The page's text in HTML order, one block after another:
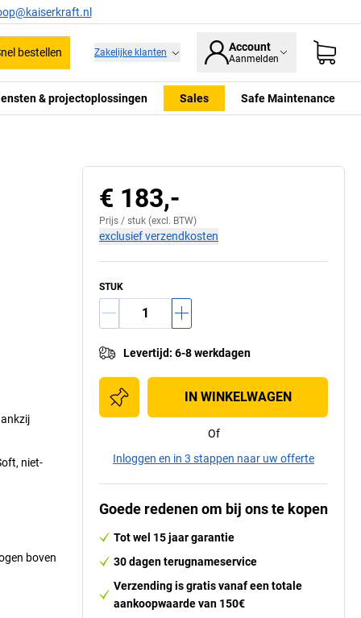
bestellen Zakelijke klanten Account
Aanmelden
& projectoplossingen Sales Safe Maintenance
niet-
boven
€ 183,-
Prijs / stuk (excl. BTW)
exclusief verzendkosten
STUK
Levertijd: 6-8 werkdagen
IN WINKELWAGEN
Of
Inloggen en in 3 stappen naar uw offerte
Goede redenen om bij ons te kopen
Tot wel 15 jaar garantie
30 dagen terugnameservice
Verzending is gratis vanaf een totale
aankoopwaarde van 150€